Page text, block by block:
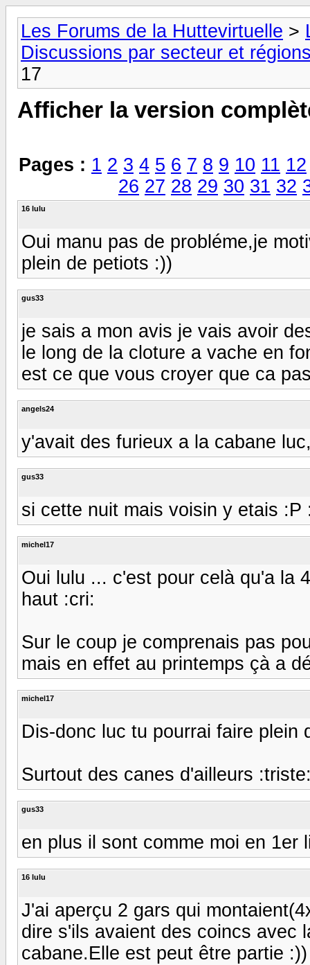
Les Forums de la Huttevirtuelle >
Discussions par secteur et
17
Afficher la version
Pages : 1 2 3 4 5 6 7 8 9 10 11 12
26 27 28 29 30 31 32
16 lulu
Oui manu pas de probléme,je
plein de petiots :))
gus33
je sais a mon avis je vais avoir
le long de la cloture a vache en
est ce que vous croyer que ca
angels24
y'avait des furieux a la cabane
gus33
si cette nuit mais voisin y etais :P
michel17
Oui lulu ... c'est pour celà qu'a la
haut :cri:
Sur le coup je comprenais pas
mais en effet au printemps çà a
michel17
Dis-donc luc tu pourrai faire plein
Surtout des canes d'ailleurs
gus33
en plus il sont comme moi en
16 lulu
J'ai aperçu 2 gars qui
dire s'ils avaient des coincs avec
cabane.Elle est peut être partie